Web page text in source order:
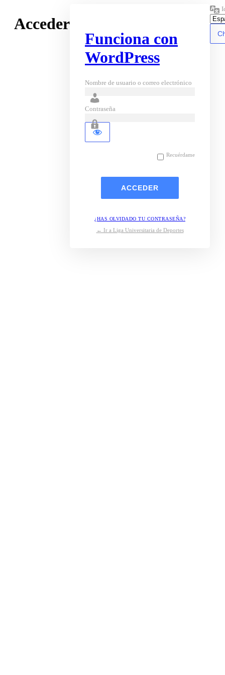
Acceder
Funciona con
WordPress
Nombre de usuario o correo electrónico
Contraseña
Recuérdame
¿HAS OLVIDADO TU CONTRASEÑA?
← Ir a Liga Universitaria de Deportes